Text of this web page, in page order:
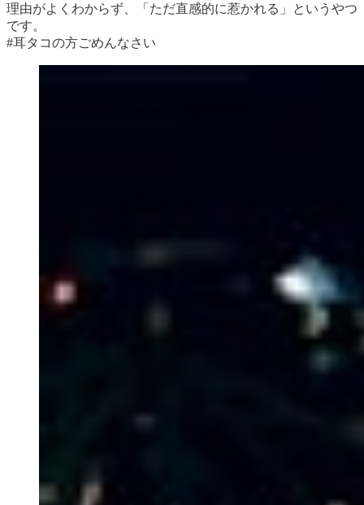
理由がよくわからず、「ただ直感的に惹かれる」というやつ
です。
#耳タコの方ごめんなさい